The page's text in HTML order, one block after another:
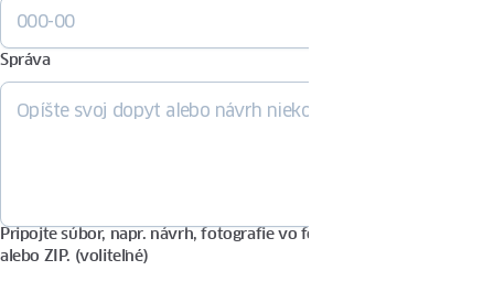
Správa
Pripojte súbor, napr. návrh, fotografie vo formáte PDF, DOCX, JPG
alebo ZIP. (voliteľné)